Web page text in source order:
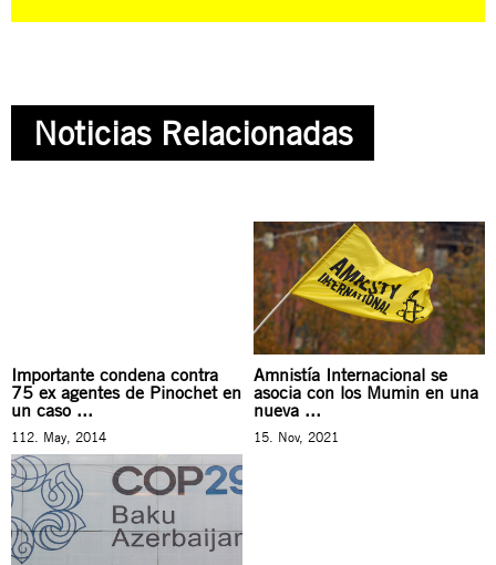
Noticias Relacionadas
Importante condena contra
75 ex agentes de Pinochet en
un caso ...
112. May, 2014
Amnistía Internacional se
asocia con los Mumin en una
nueva ...
15. Nov, 2021